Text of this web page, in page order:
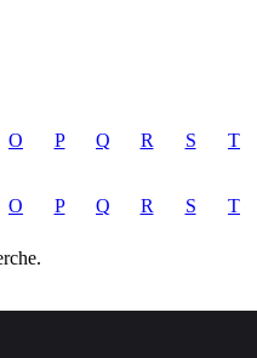
O P Q R S T
O P Q R S T